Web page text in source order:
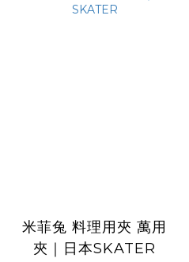
米菲兔 料理用夾 萬用
夾｜日本SKATER